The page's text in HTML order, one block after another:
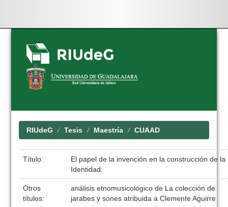
Skip
navigation
RIUdeG Tesis Maestría CUAAD
Título:
El papel de la invención en la construcción de la
Identidad:
Otros
títulos:
análisis etnomusicológico de La colección de
jarabes y sones atribuida a Clemente Aguirre